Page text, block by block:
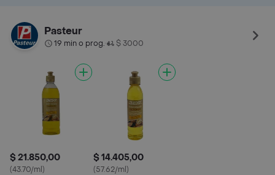
Pasteur
19 min o prog.• $ 3000
$ 21.850,00
(43.70/ml)
$ 14.405,00
(57.62/ml)